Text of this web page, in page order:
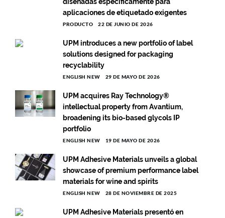
aplicaciones de etiquetado exigentes
PRODUCTO 22 DE JUNIO DE 2026
UPM introduces a new portfolio of label
solutions designed for packaging
recyclability
ENGLISH NEW 29 DE MAYO DE 2026
UPM acquires Ray Technology®
intellectual property from Avantium,
broadening its bio-based glycols IP
portfolio
ENGLISH NEW 19 DE MAYO DE 2026
UPM Adhesive Materials unveils a global
showcase of premium performance label
materials for wine and spirits
ENGLISH NEW 28 DE NOVIEMBRE DE 2025
UPM Adhesive Materials presentó en